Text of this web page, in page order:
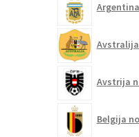
Avstralija
Avstrija
Belgija